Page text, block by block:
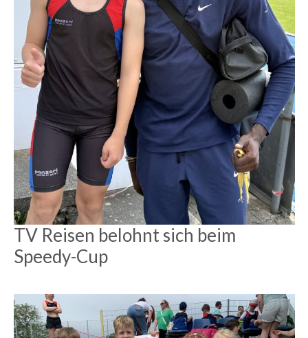
TV Reisen belohnt sich beim
Speedy-Cup